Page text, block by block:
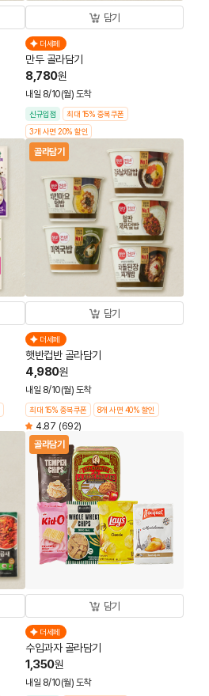
담기
더세페
만두 골라담기
8,780원
내일 8/10(월) 도착
신규입점
최대 15% 중복쿠폰
3개 사면 20% 할인
골라담기
담기
더세페
햇반컵반 골라담기
4,980원
내일 8/10(월) 도착
최대 15% 중복쿠폰 8개 사면 40% 할인
4.87 (692)
골라담기
담기
더세페
수입과자 골라담기
1,350원
내일 8/10(월) 도착